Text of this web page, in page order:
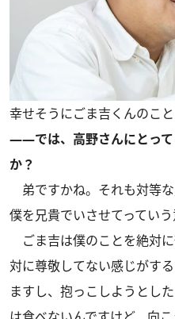
幸せそうにごま吉くんのこ
――では、高野さんにとって
か？
弟ですかね。それも対等な
僕を兄貴でいさせてっていう
ごま吉は僕のことを絶対
対に尊敬してない感じがす
ますし、抱っこしようとし